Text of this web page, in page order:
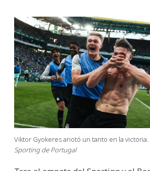
Viktor Gyokeres anotó un tanto en la victoria.
Sporting de Portugal